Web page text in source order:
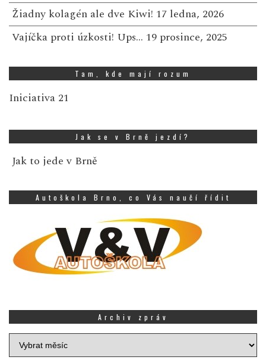
Žiadny kolagén ale dve Kiwi! 17 ledna, 2026
Vajíčka proti úzkosti! Ups… 19 prosince, 2025
Tam, kde mají rozum
Iniciativa 21
Jak se v Brně jezdí?
Jak to jede v Brně
Autoškola Brno, co Vás naučí řídit
Archiv zpráv
Archiv
zpráv